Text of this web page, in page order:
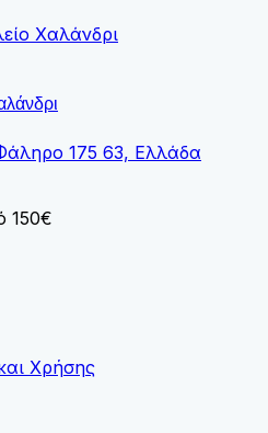
175 63, Ελλάδα
150€
Χρήσης